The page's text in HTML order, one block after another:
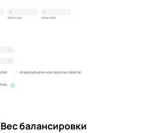
балансировки